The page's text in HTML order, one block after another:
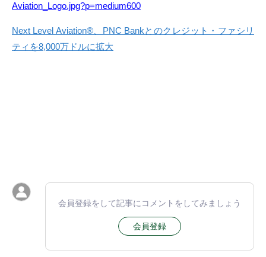
Aviation_Logo.jpg?p=medium600
Next Level Aviation®、PNC Bankとのクレジット・ファシリ
ティを8,000万ドルに拡大
会員登録をして記事にコメントをしてみましょう
会員登録